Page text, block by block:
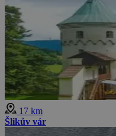
17 km
Šlikův vár